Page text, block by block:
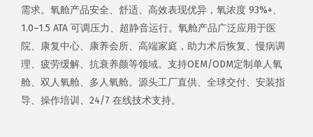
需求。氧舱产品安全、舒适、高效表现优异，氧浓度 93%+、
1.0–1.5 ATA 可调压力、超静音运行。氧舱产品广泛应用于医
院、康复中心、康养会所、高端家庭，助力术后恢复、慢病调
理、疲劳缓解、抗衰养颜等领域。支持OEM/ODM定制单人氧
舱、双人氧舱、多人氧舱。源头工厂直供、全球交付、安装指
导、操作培训、24/7 在线技术支持。